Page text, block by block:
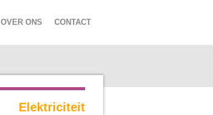
OVER ONS CONTACT
Elektriciteit